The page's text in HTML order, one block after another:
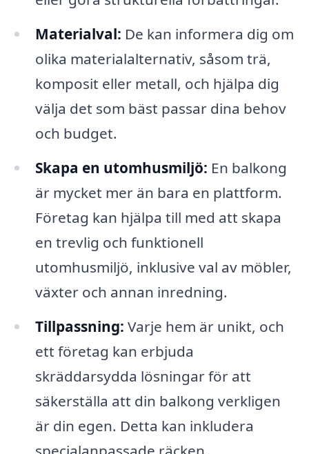
Materialval: De kan informera dig om
olika materialalternativ, såsom trä,
komposit eller metall, och hjälpa dig
välja det som bäst passar dina behov
och budget.
Skapa en utomhusmiljö: En balkong
är mycket mer än bara en plattform.
Företag kan hjälpa till med att skapa
en trevlig och funktionell
utomhusmiljö, inklusive val av möbler,
växter och annan inredning.
Tillpassning: Varje hem är unikt, och
ett företag kan erbjuda
skräddarsydda lösningar för att
säkerställa att din balkong verkligen
är din egen. Detta kan inkludera